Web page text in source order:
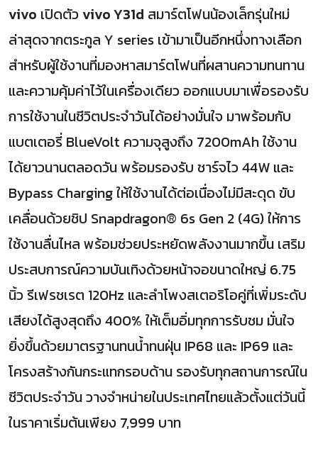
vivo เปิดตัว vivo Y31d สมาร์ตโฟนน้องเล็กรุ่นใหม่
ล่าสุดจากตระกูล Y series เข้ามาเป็นอีกหนึ่งทางเลือก
สำหรับผู้ใช้งานที่มองหาสมาร์ตโฟนที่ผสานความทนทาน
และความคุ้มค่าไว้ในเครื่องเดียว ออกแบบมาเพื่อรองรับ
การใช้งานในชีวิตประจำวันได้อย่างมั่นใจ มาพร้อมกับ
แบตเตอรี่ BlueVolt ความจุสูงถึง 7200mAh ใช้งาน
ได้ยาวนานตลอดวัน พร้อมรองรับ ชาร์จไว 44W และ
Bypass Charging ให้ใช้งานได้ต่อเนื่องไม่มีสะดุด ขับ
เคลื่อนด้วยชิป Snapdragon® 6s Gen 2 (4G) ให้การ
ใช้งานลื่นไหล พร้อมช่วยประหยัดพลังงานมากขึ้น เสริม
ประสบการณ์ความบันเทิงด้วยหน้าจอขนาดใหญ่ 6.75
นิ้ว รีเฟรชเรต 120Hz และลำโพงสเตอริโอคู่ที่เพิ่มระดับ
เสียงได้สูงสุดถึง 400% ให้เต็มอิ่มทุกการรับชม มั่นใจ
ยิ่งขึ้นด้วยมาตรฐานทนน้ำทนฝุ่น IP68 และ IP69 และ
โครงสร้างกันกระแทกรอบด้าน รองรับทุกสถานการณ์ใน
ชีวิตประจำวัน วางจำหน่ายในประเทศไทยแล้วตั้งแต่วันนี้
ในราคาเริ่มต้นเพียง 7,999 บาท